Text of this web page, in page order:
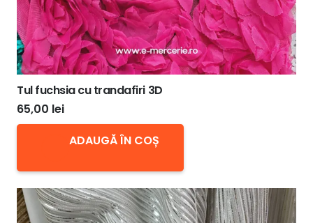
Tul fuchsia cu trandafiri 3D
65,00 lei
ADAUGĂ ÎN COȘ